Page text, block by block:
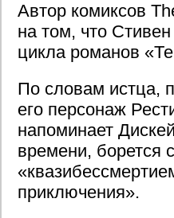
Автор комиксов
на том, что Стивен
цикла романов
По словам истца,
его персонаж
напоминает
времени, борется
приключения».